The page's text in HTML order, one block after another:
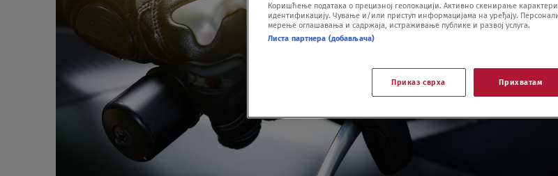
Коришћење података о прецизној геолокацији. Активно скенирање
идентификацију. Чување и/или приступ информацијама на уређају.
мерење оглашавања и садржаја, истраживање публике и развој услуга.
Листа партнера (добављача)
Приказ сврха Прихватам